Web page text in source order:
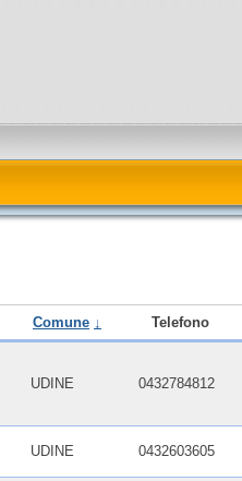
Comune ↓ Telefono
UDINE 0432784812
UDINE 0432603605